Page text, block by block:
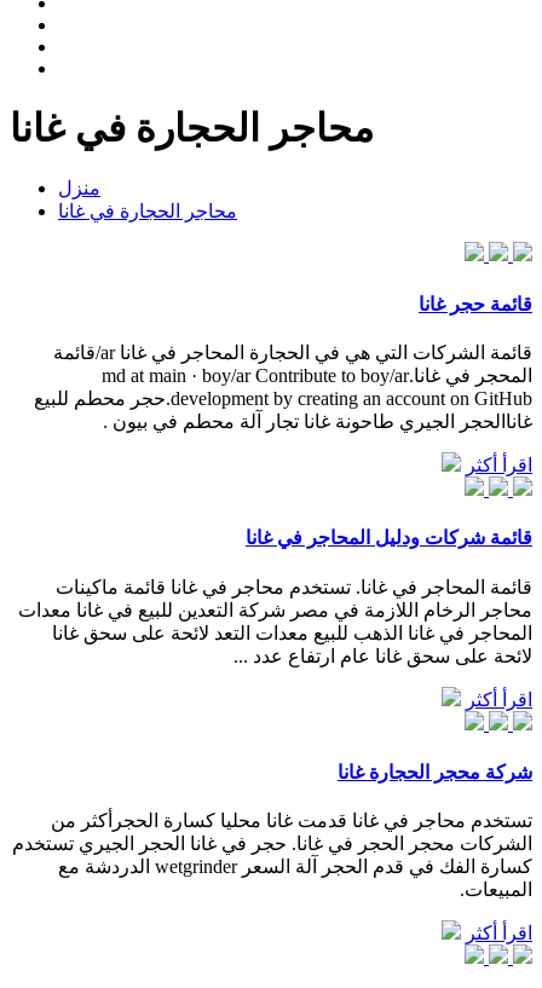
محاجر الحجارة في غانا
منزل
محاجر الحجارة في غانا
قائمة حجر غانا
قائمة الشركات التي هي في الحجارة المحاجر في غانا ar/قائمة
المحجر في غانا.md at main · boy/ar Contribute to boy/ar
development by creating an account on GitHub.حجر محطم للبيع
غاناالحجر الجيري طاحونة غانا تجار آلة محطم في بيون .
اقرأ أكثر
قائمة شركات ودليل المحاجر في غانا
قائمة المحاجر في غانا. تستخدم محاجر في غانا قائمة ماكينات
محاجر الرخام اللازمة في مصر شركة التعدين للبيع في غانا معدات
المحاجر في غانا الذهب للبيع معدات التعد لائحة على سحق غانا
لائحة على سحق غانا عام ارتفاع عدد ...
اقرأ أكثر
شركة محجر الحجارة غانا
تستخدم محاجر في غانا قدمت غانا محليا كسارة الحجرأكثر من
الشركات محجر الحجر في غانا. حجر في غانا الحجر الجيري تستخدم
كسارة الفك في قدم الحجر آلة السعر wetgrinder الدردشة مع
المبيعات.
اقرأ أكثر